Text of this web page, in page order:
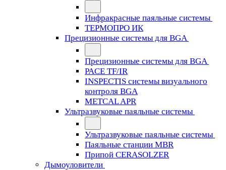
Инфракрасные паяльные системы
ТЕРМОПРО ИК
Прецизионные системы для BGA
Прецизионные системы для BGA
PACE TF/IR
INSPECTIS системы визуального
контроля BGA
METCAL APR
Ультразвуковые паяльные системы
Ультразвуковые паяльные системы
Паяльные станции MBR
Припой CERASOLZER
Дымоуловители